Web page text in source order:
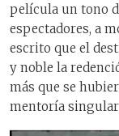
película un tono
espectadores, a
escrito que el
y noble la
más que se
mentoría singular